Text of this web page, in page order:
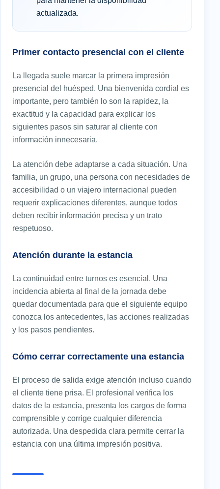
actualizada.
Primer contacto presencial con el cliente
La llegada suele marcar la primera impresión
presencial del huésped. Una bienvenida cordial es
importante, pero también lo son la rapidez, la
exactitud y la capacidad para explicar los
siguientes pasos sin saturar al cliente con
información innecesaria.
La atención debe adaptarse a cada situación. Una
familia, un grupo, una persona con necesidades de
accesibilidad o un viajero internacional pueden
requerir explicaciones diferentes, aunque todos
deben recibir información precisa y un trato
respetuoso.
Atención durante la estancia
La continuidad entre turnos es esencial. Una
incidencia abierta al final de la jornada debe
quedar documentada para que el siguiente equipo
conozca los antecedentes, las acciones realizadas
y los pasos pendientes.
Cómo cerrar correctamente una estancia
El proceso de salida exige atención incluso cuando
el cliente tiene prisa. El profesional verifica los
datos de la estancia, presenta los cargos de forma
comprensible y corrige cualquier diferencia
autorizada. Una despedida clara permite cerrar la
estancia con una última impresión positiva.